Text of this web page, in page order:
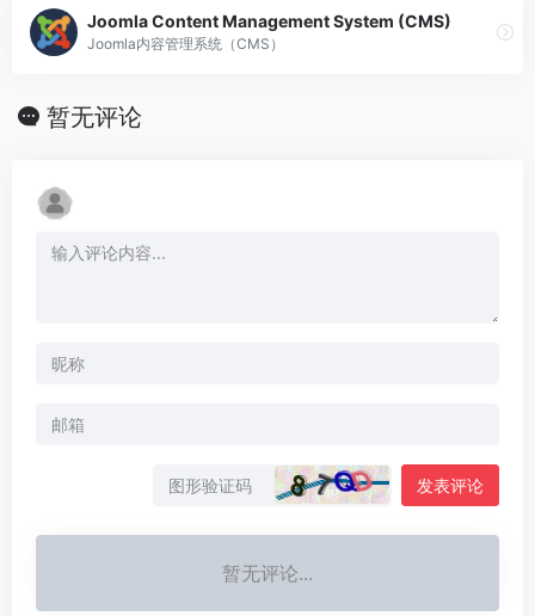
Joomla Content Management System (CMS)
Joomla内容管理系统（CMS）
暂无评论
发表评论
暂无评论...